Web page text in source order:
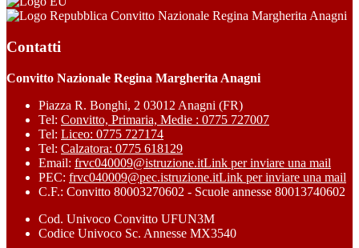
Convitto Nazionale Regina Margherita Anagni
Contatti
Convitto Nazionale Regina Margherita Anagni
Piazza R. Bonghi, 2 03012 Anagni (FR)
Tel: Convitto, Primaria, Medie : 0775 727007
Tel: Liceo: 0775 727174
Tel: Calzatora: 0775 618129
Email: frvc040009@istruzione.itLink per inviare una mail
PEC: frvc040009@pec.istruzione.itLink per inviare una mail
C.F.: Convitto 80003270602 - Scuole annesse 80013740602
Cod. Univoco Convitto UFUN3M
Codice Univoco Sc. Annesse MX3540